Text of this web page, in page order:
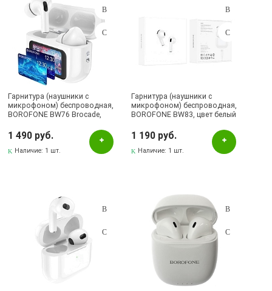
Бугульма, ул.Советская, 82
Бугульма, ул.Тукая, 70
Лениногорск, ул.Вахитова, 5, (АВТОВОКЗАЛ)
Лениногорск, ул.Кутузова, 9А, (БРИЗ)
Октябрьский, пр-кт Ленина, 59/1 (ВЕРБА)
СКЛАД Бугульма, ул.Гафиатуллина, 45
Гарнитура (наушники с
микрофоном) беспроводная,
BOROFONE BW76 Brocade,
цвет белый
1 490 руб.
Наличие: 1 шт.
Гарнитура (наушники с
микрофоном) беспроводная,
BOROFONE BW83, цвет белый
1 190 руб.
Наличие: 1 шт.